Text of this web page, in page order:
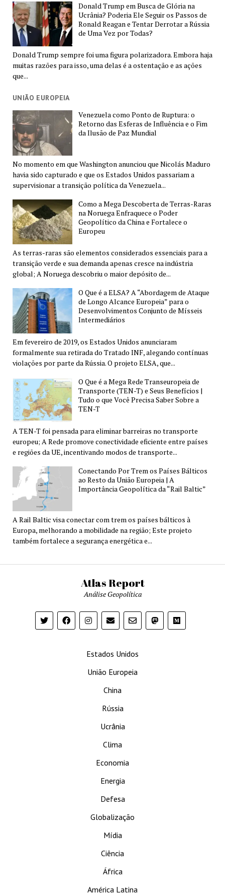
Donald Trump em Busca de Glória na
Ucrânia? Poderia Ele Seguir os Passos de
Ronald Reagan e Tentar Derrotar a Rússia
de Uma Vez por Todas?
Donald Trump sempre foi uma figura polarizadora. Embora haja
muitas razões para isso, uma delas é a ostentação e as ações
que...
UNIÃO EUROPEIA
Venezuela como Ponto de Ruptura: o
Retorno das Esferas de Influência e o Fim
da Ilusão de Paz Mundial
No momento em que Washington anunciou que Nicolás Maduro
havia sido capturado e que os Estados Unidos passariam a
supervisionar a transição política da Venezuela...
Como a Mega Descoberta de Terras-Raras
na Noruega Enfraquece o Poder
Geopolítico da China e Fortalece o
Europeu
As terras-raras são elementos considerados essenciais para a
transição verde e sua demanda apenas cresce na indústria
global; A Noruega descobriu o maior depósito de...
O Que é a ELSA? A “Abordagem de Ataque
de Longo Alcance Europeia” para o
Desenvolvimentos Conjunto de Mísseis
Intermediários
Em fevereiro de 2019, os Estados Unidos anunciaram
formalmente sua retirada do Tratado INF, alegando contínuas
violações por parte da Rússia. O projeto ELSA, que...
O Que é a Mega Rede Transeuropeia de
Transporte (TEN-T) e Seus Benefícios |
Tudo o que Você Precisa Saber Sobre a
TEN-T
A TEN-T foi pensada para eliminar barreiras no transporte
europeu; A Rede promove conectividade eficiente entre países
e regiões da UE, incentivando modos de transporte...
Conectando Por Trem os Países Bálticos
ao Resto da União Europeia | A
Importância Geopolítica da “Rail Baltic”
A Rail Baltic visa conectar com trem os países bálticos à
Europa, melhorando a mobilidade na região; Este projeto
também fortalece a segurança energética e...
Atlas Report
Análise Geopolítica
Estados Unidos
União Europeia
China
Rússia
Ucrânia
Clima
Economia
Energia
Defesa
Globalização
Mídia
Ciência
África
América Latina